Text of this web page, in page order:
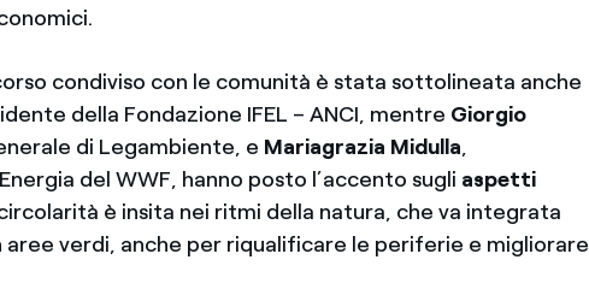
condiviso con le comunità è stata sottolineata anche
della Fondazione IFEL – ANCI, mentre Giorgio
di Legambiente, e Mariagrazia Midulla,
del WWF, hanno posto l’accento sugli aspetti
è insita nei ritmi della natura, che va integrata
verdi, anche per riqualificare le periferie e migliorare